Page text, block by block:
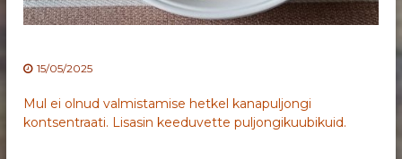
15/05/2025
Mul ei olnud valmistamise hetkel kanapuljongi
kontsentraati. Lisasin keeduvette puljongikuubikuid.